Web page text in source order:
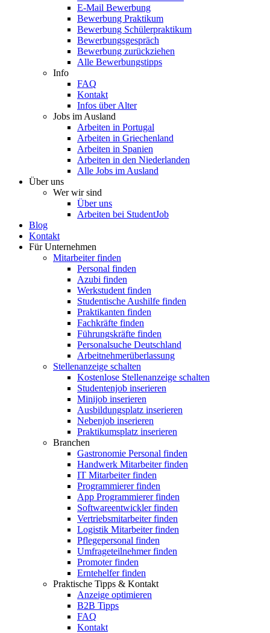
E-Mail Bewerbung
Bewerbung Praktikum
Bewerbung Schülerpraktikum
Bewerbungsgespräch
Bewerbung zurückziehen
Alle Bewerbungstipps
Info
FAQ
Kontakt
Infos über Alter
Jobs im Ausland
Arbeiten in Portugal
Arbeiten in Griechenland
Arbeiten in Spanien
Arbeiten in den Niederlanden
Alle Jobs im Ausland
Über uns
Wer wir sind
Über uns
Arbeiten bei StudentJob
Blog
Kontakt
Für Unternehmen
Mitarbeiter finden
Personal finden
Azubi finden
Werkstudent finden
Studentische Aushilfe finden
Praktikanten finden
Fachkräfte finden
Führungskräfte finden
Personalsuche Deutschland
Arbeitnehmerüberlassung
Stellenanzeige schalten
Kostenlose Stellenanzeige schalten
Studentenjob inserieren
Minijob inserieren
Ausbildungsplatz inserieren
Nebenjob inserieren
Praktikumsplatz inserieren
Branchen
Gastronomie Personal finden
Handwerk Mitarbeiter finden
IT Mitarbeiter finden
Programmierer finden
App Programmierer finden
Softwareentwickler finden
Vertriebsmitarbeiter finden
Logistik Mitarbeiter finden
Pflegepersonal finden
Umfrageteilnehmer finden
Promoter finden
Erntehelfer finden
Praktische Tipps & Kontakt
Anzeige optimieren
B2B Tipps
FAQ
Kontakt